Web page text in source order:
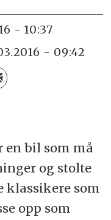
- 10:37
- 09:42
en bil som må
og stolte
klassikere som
opp som